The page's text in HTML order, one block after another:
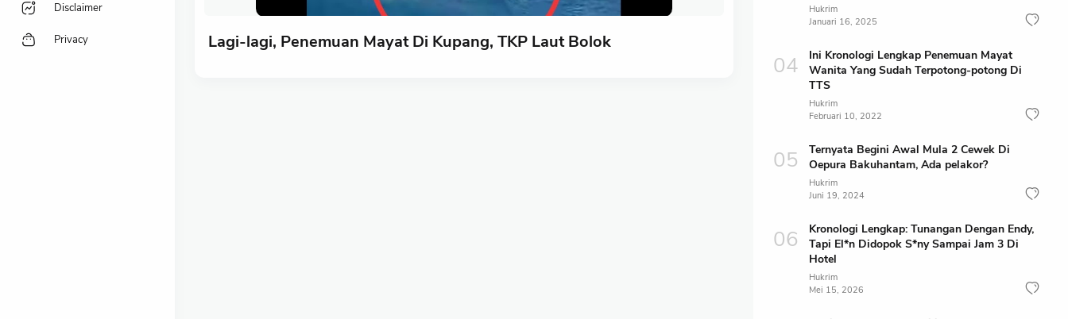
Lagi-lagi, Penemuan Mayat Di Kupang, TKP Laut Bolok
Hukrim
Januari 16, 2025
Ini Kronologi Lengkap Penemuan Mayat
Wanita Yang Sudah Terpotong-potong Di
TTS
Hukrim
Februari 10, 2022
Ternyata Begini Awal Mula 2 Cewek Di
Oepura Bakuhantam, Ada pelakor?
Hukrim
Juni 19, 2024
Kronologi Lengkap: Tunangan Dengan Endy,
Tapi El*n Didopok S*ny Sampai Jam 3 Di
Hotel
Hukrim
Mei 15, 2026
Disclaimer
Privacy